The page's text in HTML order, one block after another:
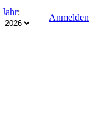
Jahr:
Anmelden